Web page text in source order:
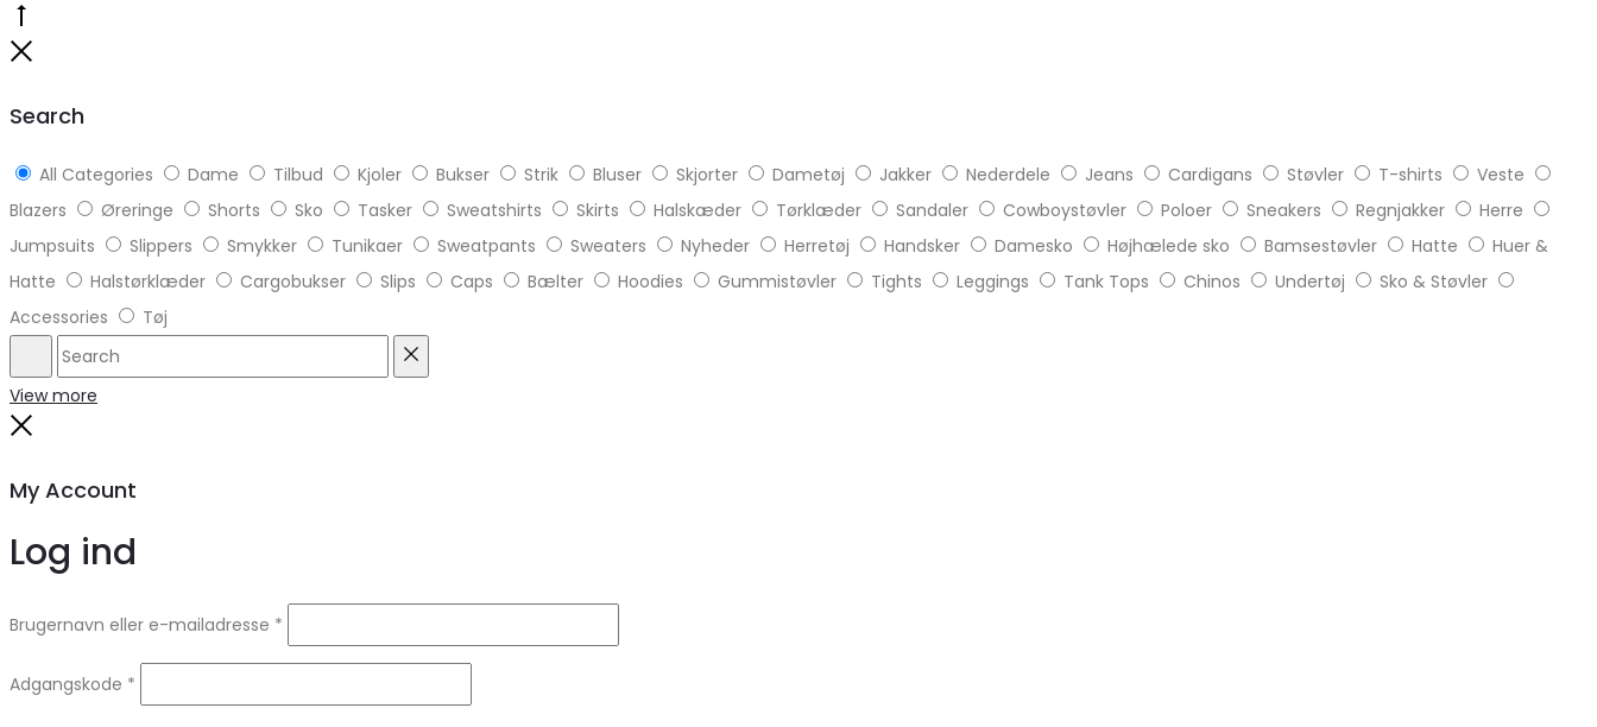
Search
All Categories Dame Tilbud Kjoler Bukser Strik Bluser Skjorter Dametøj Jakker Nederdele Jeans Cardigans Støvler T-shirts
Veste
Blazers
Øreringe Shorts Sko Tasker Sweatshirts Skirts Halskæder Tørklæder Sandaler Cowboystøvler Poloer Sneakers Regnjakker
Herre
Jumpsuits
Slippers Smykker Tunikaer Sweatpants Sweaters Nyheder Herretøj Handsker Damesko Højhælede sko Bamsestøvler Hatte
Huer &
Hatte
Halstørklæder Cargobukser Slips Caps Bælter Hoodies Gummistøvler Tights Leggings Tank Tops Chinos Undertøj
Sko & Støvler
Accessories
Tøj
Search
View more
My Account
Log ind
Brugernavn eller e-mailadresse *
Adgangskode *